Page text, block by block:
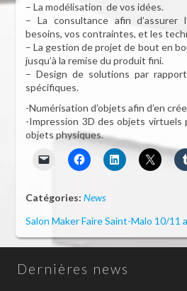
– La modélisation de vos idées.
– La consultance afin d’assurer
besoins, vos contraintes, et les
– La gestion de projet de bout en
jusqu’à la remise du produit fini.
– Design de solutions par
spécifiques.
-Numérisation d’objets afin d’en
-Impression 3D des objets virtuels
objets physiques.
Catégories: News
Salon Maker Faire Saint-Malo 10/11
Dernières news